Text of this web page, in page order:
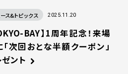
ス&トピックス 2025.11.20
BAY】1周年記念！来場
次回おとな半額クーポン」
ント